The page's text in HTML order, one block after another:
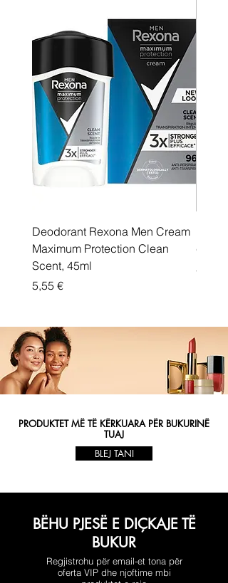
Deodorant Rexona Men Cream
Maximum Protection Clean
Scent, 45ml
Price
5,55 €
Price
5,55 €
PRODUKTET MË TË KËRKUARA PËR BUKURINË
TUAJ
BLEJ TANI
BËHU PJESË E DIÇKAJE TË
BUKUR
Regjistrohu për email-et tona për
oferta VIP dhe njoftime mbi